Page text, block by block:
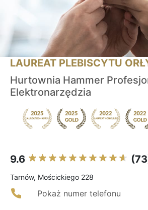
LAUREAT PLEBISCYTU
Hurtownia Hammer
Elektronarzędzia
9.6
Tarnów, Mościckiego 228
Pokaż numer telefonu